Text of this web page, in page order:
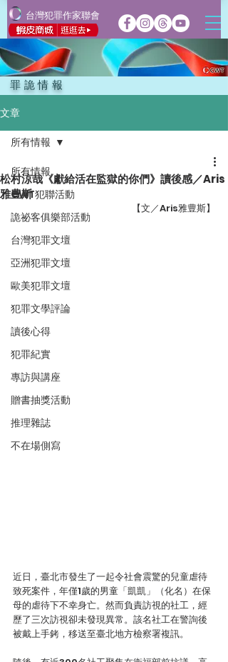
台灣犯罪作家聯會
罪詭情報
文章
所有情報
CWT犯聯活動
詭祕客俱樂部活動
台灣犯罪文壇
亞洲犯罪文壇
歐美犯罪文壇
犯罪文學評論
讀後心得
犯罪紀實
專訪與講座
贈書抽獎活動
推理雜誌
不在場側寫
所有情報
松村涼哉《獻給活在監獄的你們》讀後感／Aris
雅豊斯
【文／Aris雅豊斯】
近日，臺北市發生了一起令社會震驚的兒童虐待
致死案件，年僅1歲的男童「凱凱」（化名）在保
母的虐待下不幸身亡。然而負責訪視的社工，經
歷了三次訪視卻未發現異常。該名社工在警詢後
被戴上手銬，移送至臺北地方檢察署複訊。